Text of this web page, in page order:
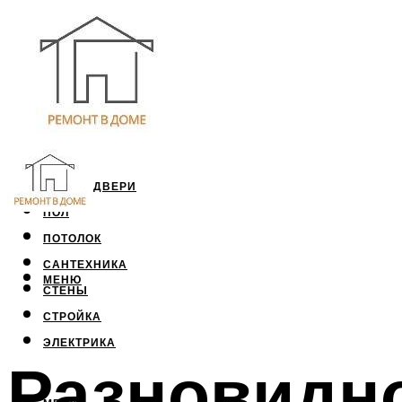
ОКНА И ДВЕРИ
ПОЛ
ПОТОЛОК
САНТЕХНИКА
СТЕНЫ
СТРОЙКА
ЭЛЕКТРИКА
МЕНЮ